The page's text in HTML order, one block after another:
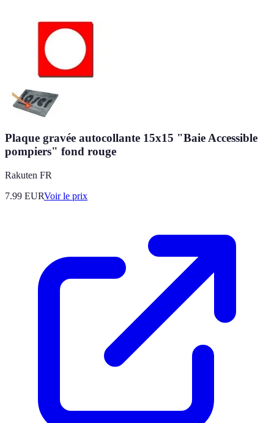
Plaque gravée autocollante 15x15 "Baie Accessible
pompiers" fond rouge
Rakuten FR
7.99 EURVoir le prix